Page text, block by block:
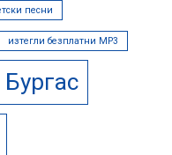
песни
изтегли безплатни МР3